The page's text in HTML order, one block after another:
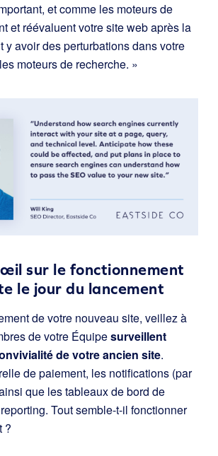
et comme les moteurs de
et réévaluent votre site web après la
y avoir des perturbations dans votre
moteurs de recherche. »
sur le fonctionnement
le jour du lancement
de votre nouveau site, veillez à
de votre Équipesurveillent
de votre ancien site.
de paiement, les notifications (par
que les tableaux de bord de
Tout semble-t-il fonctionner
?